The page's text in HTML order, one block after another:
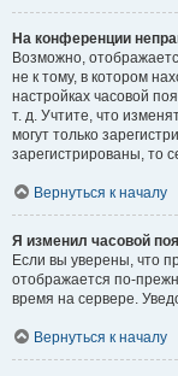
На конференции
Возможно,
не к тому, в котором
настройках часовой
т. д. Учтите, что
могут только
зарегистрированы, то
Вернуться к началу
Я изменил часовой
Если вы уверены, что
отображается по-
время на сервере.
Вернуться к началу